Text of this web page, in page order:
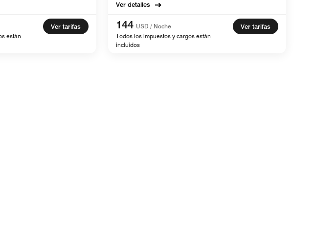
están
Ver tarifas
Ver detalles
144 USD / Noche
Todos los impuestos y cargos están
incluidos
Ver tarifas